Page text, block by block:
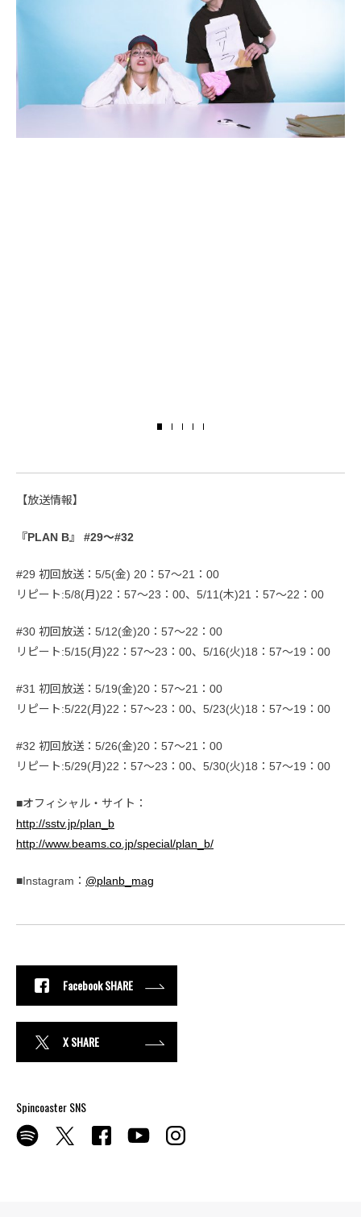
【放送情報】
『PLAN B』 #29～#32
#29 初回放送：5/5(金) 20：57～21：00
リピート:5/8(月)22：57～23：00、5/11(木)21：57～22：00
#30 初回放送：5/12(金)20：57～22：00
リピート:5/15(月)22：57～23：00、5/16(火)18：57～19：00
#31 初回放送：5/19(金)20：57～21：00
リピート:5/22(月)22：57～23：00、5/23(火)18：57～19：00
#32 初回放送：5/26(金)20：57～21：00
リピート:5/29(月)22：57～23：00、5/30(火)18：57～19：00
■オフィシャル・サイト：
http://sstv.jp/plan_b
http://www.beams.co.jp/special/plan_b/
■Instagram： @planb_mag
Facebook SHARE
X SHARE
Spincoaster SNS